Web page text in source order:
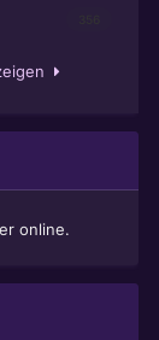
online.